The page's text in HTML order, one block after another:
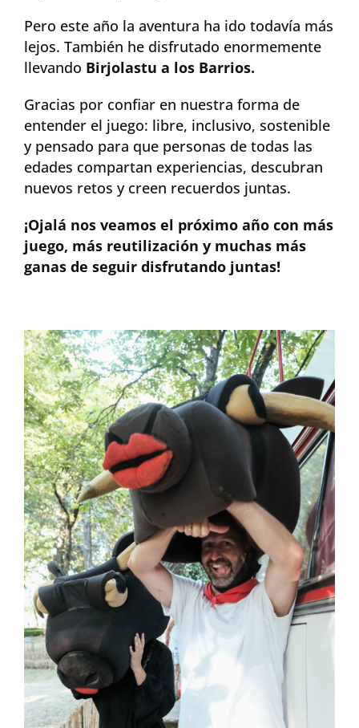
Pero este año la aventura ha ido todavía más
lejos. También he disfrutado enormemente
llevando Birjolastu a los Barrios.
Gracias por confiar en nuestra forma de
entender el juego: libre, inclusivo, sostenible
y pensado para que personas de todas las
edades compartan experiencias, descubran
nuevos retos y creen recuerdos juntas.
¡Ojalá nos veamos el próximo año con más
juego, más reutilización y muchas más
ganas de seguir disfrutando juntas!